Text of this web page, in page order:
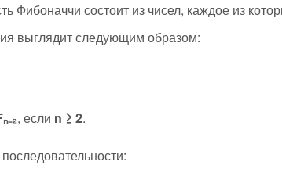
Фибоначчи состоит из чисел, каждое из
выглядит следующим образом:
, если n ≥ 2.